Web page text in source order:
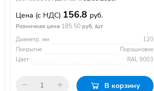
Цена (с НДС) 156.8 руб.
Розничная цена 185.50 руб. /шт
Диаметр, мм
120
Покрытие
Порошковое
Цвет
RAL 9003
В корзину